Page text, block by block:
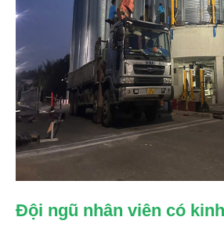
Đội ngũ nhân viên có